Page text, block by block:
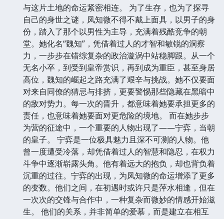
与这片土地的命运紧密相连。 为了生存，也为了探寻
自己的身世之谜，凤知微不得不戴上面具，以男子的身
份，踏入了那个以男性为主导，充满着残酷竞争的朝
堂。她化名“魏知”，凭借着过人的才智和敏锐的洞察
力，一步步在错综复杂的政治漩涡中站稳脚跟。从一个
无名小卒，到受到皇帝赏识，再到成为重臣，甚至身居
高位，魏知的崛起之路充满了艰辛与挑战。她不仅要面
对来自同僚的猜忌与排挤，更要警惕那些隐藏在黑暗中
的敌对势力。每一次的晋升，都意味着她要承担更多的
责任，也意味着她要面对更危险的境地。 而在她步步
为营的征途中，一个重要的人物出现了——宁弈，当朝
的皇子。 宁弈是一位极具魅力且深不可测的人物。他
曾一度遭受冷落，却凭借着过人的智慧和隐忍，在权力
斗争中逐渐崭露头角。他有着远大的抱负，却也背负着
沉重的过往。宁弈的出现，为凤知微的命运增添了更多
的变数。他们之间，在初遇时或许只是萍水相逢，但在
一次次的交锋与合作中，一种复杂而微妙的情感开始滋
生。 他们的关系，并非简单的爱慕，而是建立在相互